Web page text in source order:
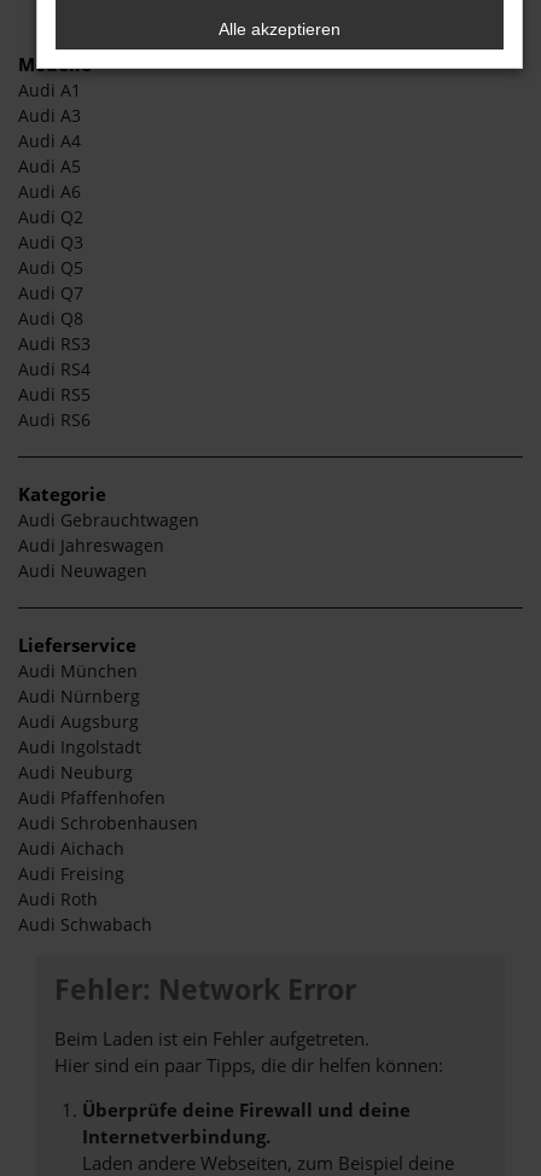
Modelle
Audi A1
Audi A3
Audi A4
Audi A5
Audi A6
Audi Q2
Audi Q3
Audi Q5
Audi Q7
Audi Q8
Audi RS3
Audi RS4
Audi RS5
Audi RS6
Kategorie
Audi Gebrauchtwagen
Audi Jahreswagen
Audi Neuwagen
Lieferservice
Audi München
Audi Nürnberg
Audi Augsburg
Audi Ingolstadt
Audi Neuburg
Audi Pfaffenhofen
Audi Schrobenhausen
Audi Aichach
Audi Freising
Audi Roth
Audi Schwabach
Fehler: Network Error
Beim Laden ist ein Fehler aufgetreten.
Hier sind ein paar Tipps, die dir helfen können:
Überprüfe deine Firewall und deine
Internetverbindung.
Laden andere Webseiten, zum Beispiel deine
Alle akzeptieren